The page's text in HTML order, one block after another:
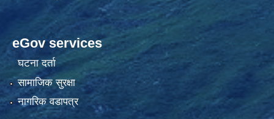
eGov services
घटना दर्ता
सामाजिक सुरक्षा
नागरिक वडापत्र